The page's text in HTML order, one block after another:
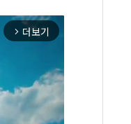
arrow_forward_ios 더보기